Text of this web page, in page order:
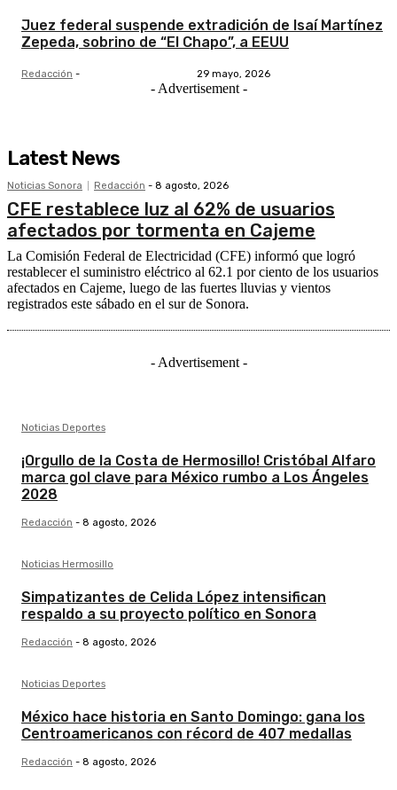
Juez federal suspende extradición de Isaí Martínez
Zepeda, sobrino de “El Chapo”, a EEUU
Redacción - 29 mayo, 2026
- Advertisement -
Latest News
Noticias Sonora Redacción - 8 agosto, 2026
CFE restablece luz al 62% de usuarios
afectados por tormenta en Cajeme
La Comisión Federal de Electricidad (CFE) informó que logró
restablecer el suministro eléctrico al 62.1 por ciento de los usuarios
afectados en Cajeme, luego de las fuertes lluvias y vientos
registrados este sábado en el sur de Sonora.
- Advertisement -
Noticias Deportes
¡Orgullo de la Costa de Hermosillo! Cristóbal Alfaro
marca gol clave para México rumbo a Los Ángeles
2028
Redacción - 8 agosto, 2026
Noticias Hermosillo
Simpatizantes de Celida López intensifican
respaldo a su proyecto político en Sonora
Redacción - 8 agosto, 2026
Noticias Deportes
México hace historia en Santo Domingo: gana los
Centroamericanos con récord de 407 medallas
Redacción - 8 agosto, 2026